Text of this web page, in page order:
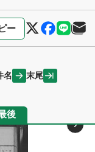
ー
名 末尾
後